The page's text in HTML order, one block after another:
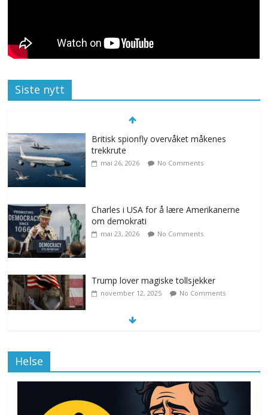
Siste nytt
Britisk spionfly overvåket måkenes
trekkrute
mai 26, 2026 No Comments
Charles i USA for å lære Amerikanerne
om demokrati
mai 23, 2026 No Comments
Trump lover magiske tollsjekker
november 12, 2025 No Comments
Helse